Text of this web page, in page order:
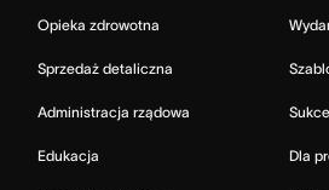
Opieka zdrowotna
Sprzedaż detaliczna
Administracja rządowa
Edukacja Dla